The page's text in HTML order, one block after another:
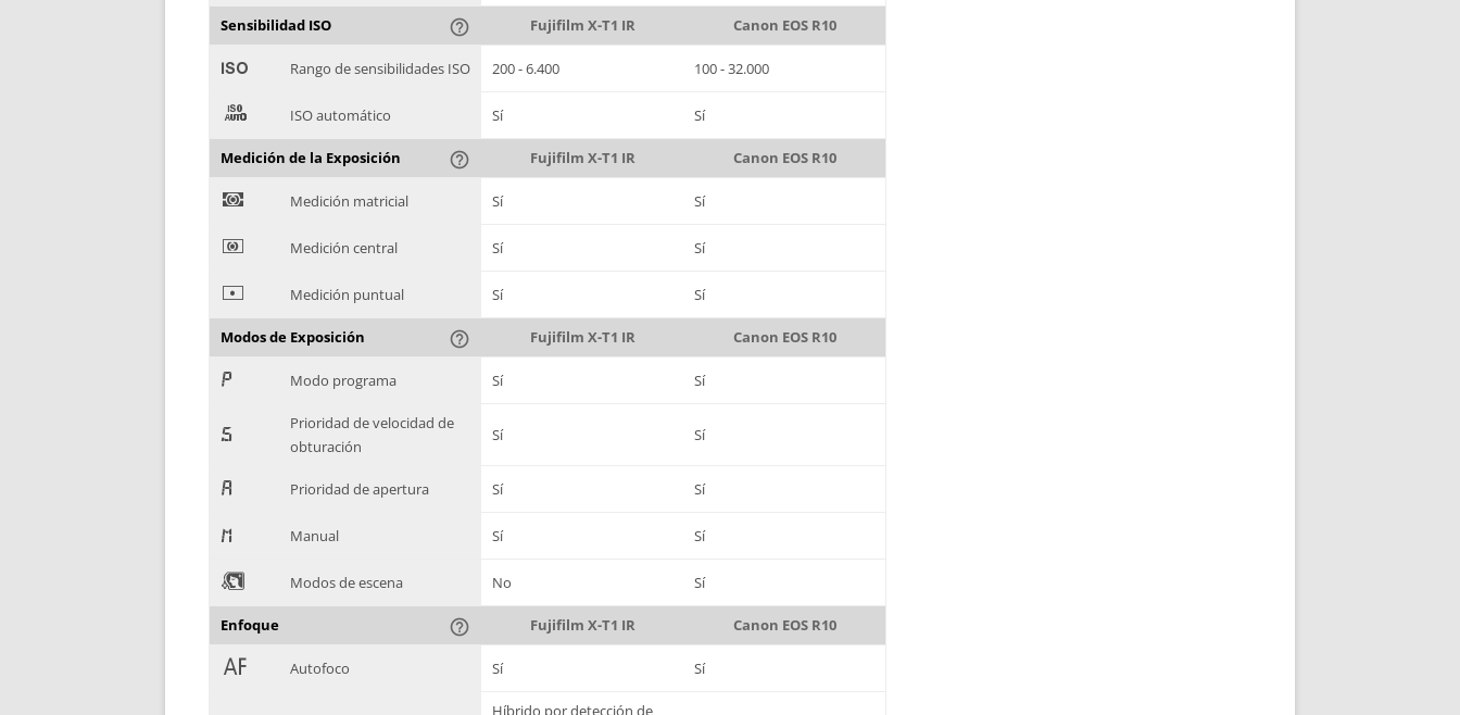
Sensibilidad ISO help_outline Fujifilm X-T1 IR Canon EOS R10
' Rango de sensibilidades ISO 200 - 6.400 100 - 32.000
( ISO automático Sí Sí
Medición de la Exposición help_outline Fujifilm X-T1 IR Canon EOS R10
) Medición matricial Sí Sí
* Medición central Sí Sí
+ Medición puntual Sí Sí
Modos de Exposición help_outline Fujifilm X-T1 IR Canon EOS R10
, Modo programa Sí Sí
-
Prioridad de velocidad de
obturación
Sí Sí
. Prioridad de apertura Sí Sí
/ Manual Sí Sí
0 Modos de escena No Sí
Enfoque help_outline Fujifilm X-T1 IR Canon EOS R10
1 Autofoco Sí Sí
Híbrido por detección de